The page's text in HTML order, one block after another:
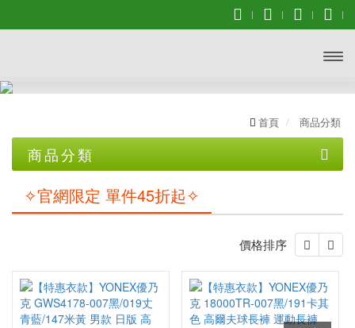
首頁 商品分類
商品分類
優惠專區
2026年台北公開賽
❖巴黎奧運周邊❖
✧官網限定 單件45折起✧
✧官網限定 單件45折起✧
價格排序